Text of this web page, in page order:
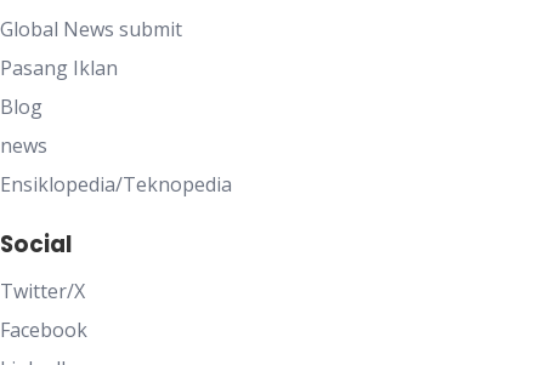
Global News submit
Pasang Iklan
Blog
news
Ensiklopedia/Teknopedia
Social
Twitter/X
Facebook